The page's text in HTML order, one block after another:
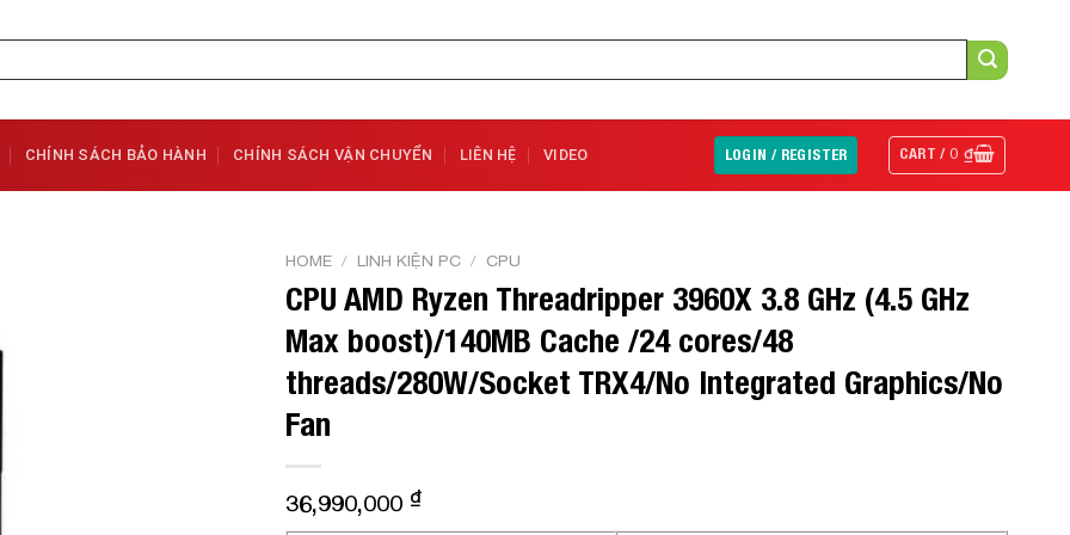
CHÍNH SÁCH BẢO HÀNH CHÍNH SÁCH VẬN CHUYỂN LIÊN HỆ VIDEO LOGIN / REGISTER CART /0₫
HOME / LINH KIỆN PC / CPU
CPU AMD Ryzen Threadripper 3960X 3.8 GHz (4.5 GHz
Max boost)/140MB Cache /24 cores/48
threads/280W/Socket TRX4/No Integrated Graphics/No
Fan
36,990,000 ₫